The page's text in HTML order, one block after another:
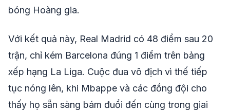
bóng Hoàng gia.
Với kết quả này, Real Madrid có 48 điểm sau 20
trận, chỉ kém Barcelona đúng 1 điểm trên bảng
xếp hạng La Liga. Cuộc đua vô địch vì thế tiếp
tục nóng lên, khi Mbappe và các đồng đội cho
thấy họ sẵn sàng bám đuổi đến cùng trong giai